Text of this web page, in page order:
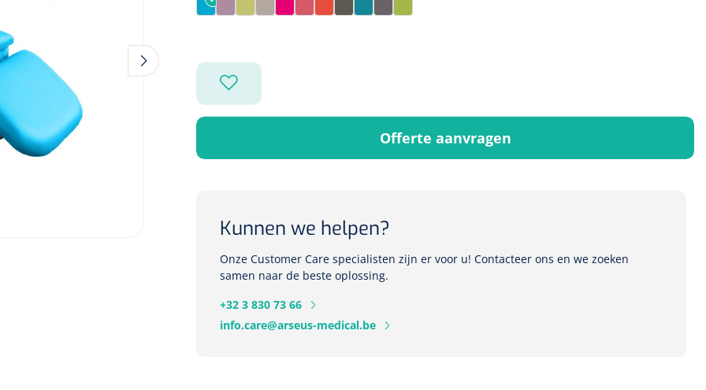
Pagode Blue
Pimpelle
PomeloPortobello
Raspberry
SiennaSunrise
Taupe
TealTitanium
Zest
Offerte aanvragen
Kunnen we helpen?
Onze Customer Care specialisten zijn er voor u! Contacteer ons en we zoeken
samen naar de beste oplossing.
+32 3 830 73 66
info.care@arseus-medical.be